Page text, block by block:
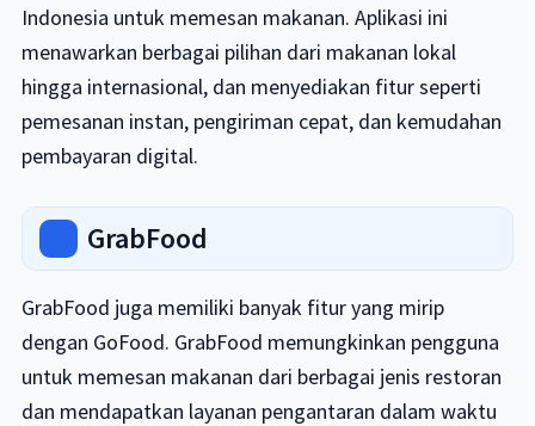
Indonesia untuk memesan makanan. Aplikasi ini
menawarkan berbagai pilihan dari makanan lokal
hingga internasional, dan menyediakan fitur seperti
pemesanan instan, pengiriman cepat, dan kemudahan
pembayaran digital.
GrabFood
GrabFood juga memiliki banyak fitur yang mirip
dengan GoFood. GrabFood memungkinkan pengguna
untuk memesan makanan dari berbagai jenis restoran
dan mendapatkan layanan pengantaran dalam waktu